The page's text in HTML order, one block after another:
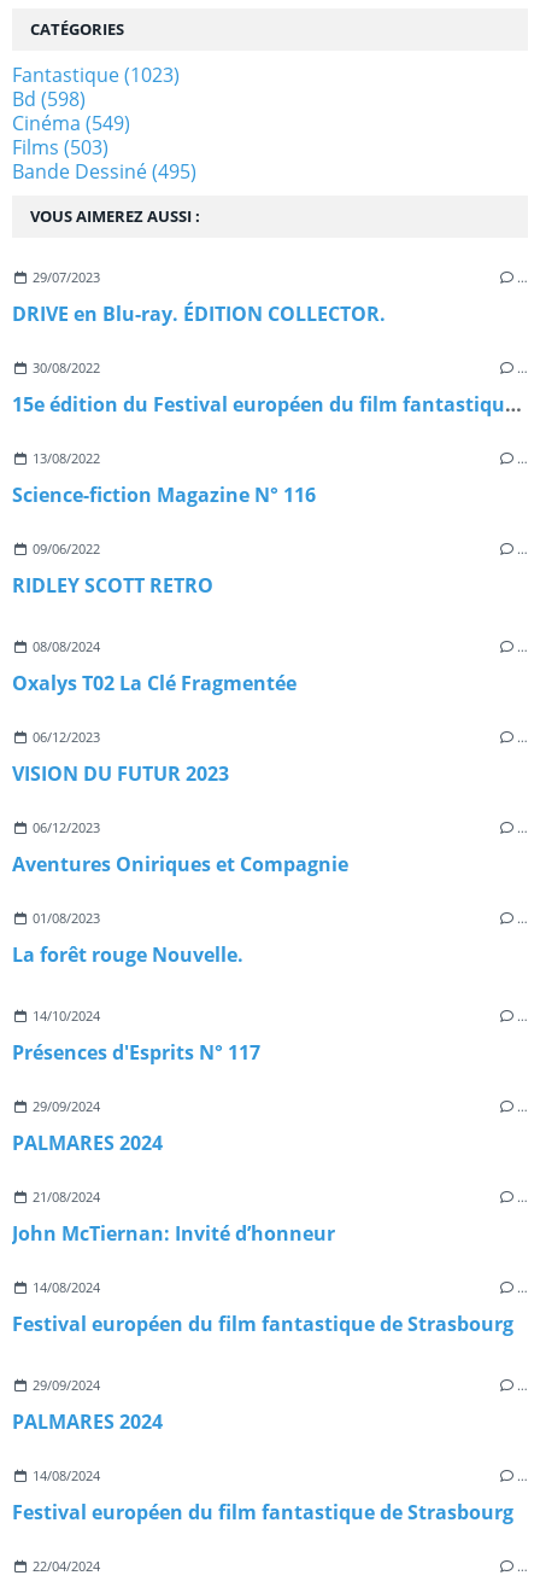
VOUS AIMEREZ AUSSI :
29/07/2023 …
DRIVE en Blu-ray. ÉDITION COLLECTOR.
30/08/2022 …
15e édition du Festival européen du film fantastique de Strasbourg
13/08/2022 …
Science-fiction Magazine N° 116
09/06/2022 …
RIDLEY SCOTT RETRO
08/08/2024 …
Oxalys T02 La Clé Fragmentée
06/12/2023 …
VISION DU FUTUR 2023
06/12/2023 …
Aventures Oniriques et Compagnie
01/08/2023 …
La forêt rouge Nouvelle.
14/10/2024 …
Présences d'Esprits N° 117
29/09/2024 …
PALMARES 2024
21/08/2024 …
John McTiernan: Invité d’honneur
14/08/2024 …
Festival européen du film fantastique de Strasbourg
29/09/2024 …
PALMARES 2024
14/08/2024 …
Festival européen du film fantastique de Strasbourg
22/04/2024 …
CATÉGORIES
Fantastique(1023)
Bd (598)
Cinéma (549)
Films (503)
Bande Dessiné(495)